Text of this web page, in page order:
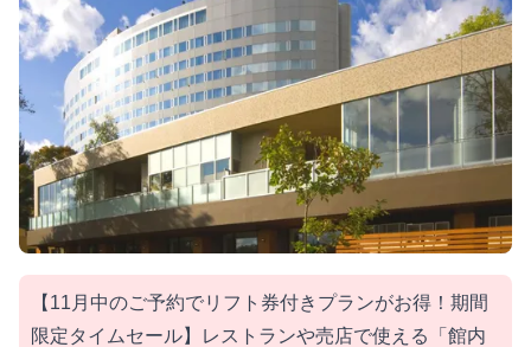
【11月中のご予約でリフト券付きプランがお得！期間
限定タイムセール】レストランや売店で使える「館内